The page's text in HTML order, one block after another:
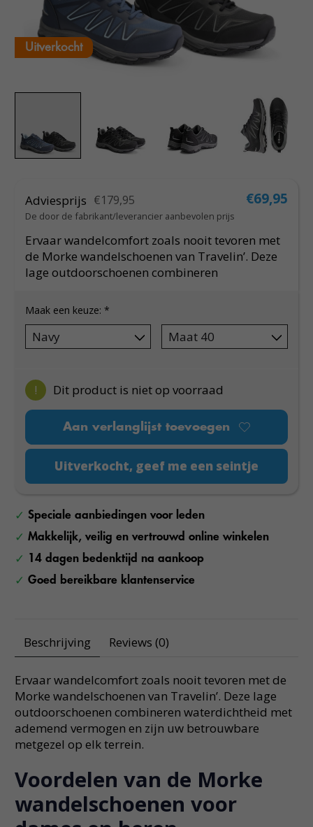
Uitverkocht
Adviesprijs €179,95
De door de fabrikant/leverancier aanbevolen prijs
€69,95
Ervaar wandelcomfort zoals nooit tevoren met
de Morke wandelschoenen van Travelin’. Deze
lage outdoorschoenen combineren
Maak een keuze:*
! Dit product is niet op voorraad
Aan verlanglijst toevoegen
Uitverkocht, geef me een seintje
Speciale aanbiedingen voor leden
Makkelijk, veilig en vertrouwd online winkelen
14 dagen bedenktijd na aankoop
Goed bereikbare klantenservice
Beschrijving Reviews (0)
Ervaar wandelcomfort zoals nooit tevoren met de
Morke wandelschoenen van Travelin’. Deze lage
outdoorschoenen combineren waterdichtheid met
ademend vermogen en zijn uw betrouwbare
metgezel op elk terrein.
Voordelen van de Morke
wandelschoenen voor